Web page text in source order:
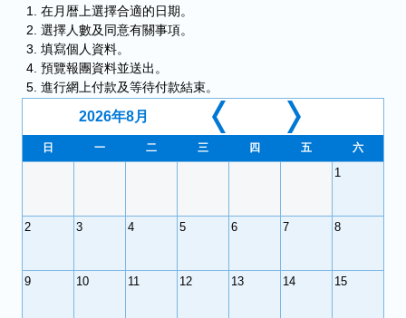
2026年8月
日 一 二 三 四 五 六
1
2 3 4 5 6 7 8
9 10 11 12 13 14 15
在月暦上選擇合適的日期。
選擇人數及同意有關事項。
填寫個人資料。
預覽報團資料並送出。
進行網上付款及等待付款結束。